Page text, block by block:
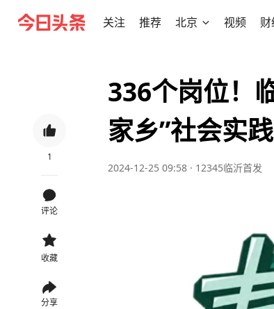
关注 推荐 北京 视频
1
评论
收藏
分享
336个岗位！
家乡”社会实
2024-12-25 09:58 · 12345临沂首发